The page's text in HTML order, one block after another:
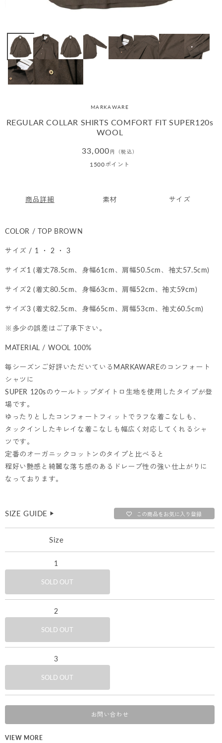
MARKAWARE
REGULAR COLLAR SHIRTS COMFORT FIT SUPER120s
WOOL
通
常
33,000 円（税込）
1500ポイント
商品詳細 素材 サイズ
COLOR / TOP BROWN
サイズ / 1 ・ 2 ・ 3
サイズ1 (着丈78.5cm、身幅61cm、肩幅50.5cm、袖丈57.5cm)
サイズ2 (着丈80.5cm、身幅63cm、肩幅52cm、袖丈59cm)
サイズ3 (着丈82.5cm、身幅65cm、肩幅53cm、袖丈60.5cm)
※多少の誤差はご了承下さい。
MATERIAL / WOOL 100%
毎シーズンご好評いただいているMARKAWAREのコンフォート
シャツに
SUPER 120sのウールトップダイトロ生地を使用したタイプが登
場です。
ゆったりとしたコンフォートフィットでラフな着こなしも、
タックインしたキレイな着こなしも幅広く対応してくれるシャ
ツです。
定番のオーガニックコットンのタイプと比べると
程好い艶感と綺麗な落ち感のあるドレープ性の強い仕上がりに
なっております。
SIZE GUIDE ▶︎ この商品をお気に入り登録
Size
1
SOLD OUT
2
SOLD OUT
3
SOLD OUT
お問い合わせ
VIEW MORE